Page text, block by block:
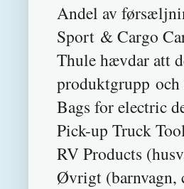
Andel av
Sport & Cargo
Thule hævdar att
produktgrupp
Bags
Pick-
RV
Øvrigt